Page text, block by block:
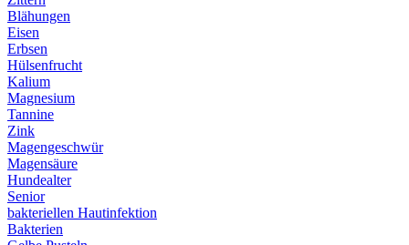
Blähungen
Eisen
Erbsen
Hülsenfrucht
Kalium
Magnesium
Tannine
Zink
Magengeschwür
Magensäure
Hundealter
Senior
bakteriellen Hautinfektion
Bakterien